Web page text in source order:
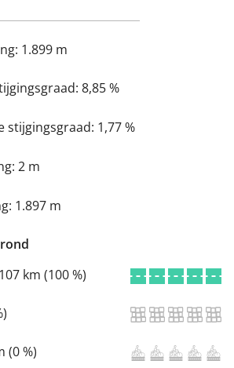
1.899 m
8,85 %
stijgingsgraad: 1,77 %
2 m
1.897 m
107 km (100 %)
(0 %)